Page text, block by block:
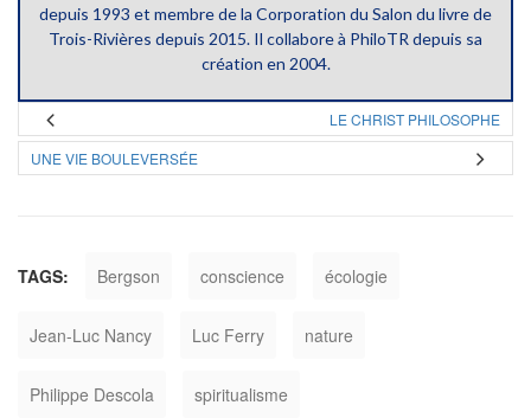
depuis 1993 et membre de la Corporation du Salon du livre de
Trois-Rivières depuis 2015. Il collabore à PhiloTR depuis sa
création en 2004.
LE CHRIST PHILOSOPHE
UNE VIE BOULEVERSÉE
TAGS: Bergson conscience écologie
Jean-Luc Nancy Luc Ferry nature
Philippe Descola spiritualisme